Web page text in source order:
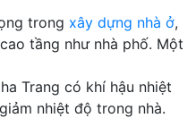
trong xây dựng nhà ở,
tầng như nhà phố. Một
Trang có khí hậu nhiệt
nhiệt độ trong nhà.